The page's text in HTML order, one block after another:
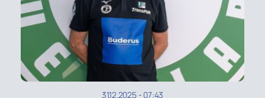
31.12.2025- 07:43